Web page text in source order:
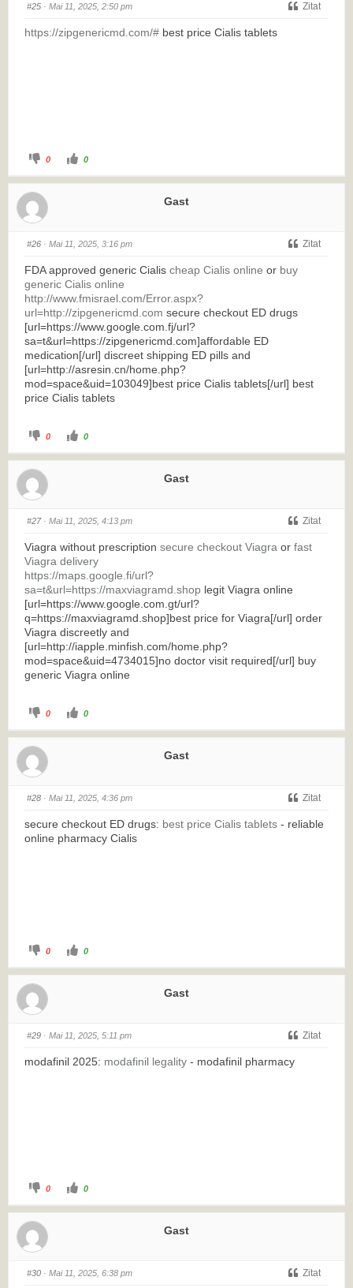
#25 · Mai 11, 2025, 2:50 pm Zitat
https://zipgenericmd.com/# best price Cialis tablets
0 0
Gast
#26 · Mai 11, 2025, 3:16 pm Zitat
FDA approved generic Cialis cheap Cialis online or buy
generic Cialis online
http://www.fmisrael.com/Error.aspx?
url=http://zipgenericmd.com secure checkout ED drugs
[url=https://www.google.com.fj/url?
sa=t&url=https://zipgenericmd.com]affordable ED
medication[/url] discreet shipping ED pills and
[url=http://asresin.cn/home.php?
mod=space&uid=103049]best price Cialis tablets[/url] best
price Cialis tablets
0 0
Gast
#27· Mai 11, 2025, 4:13 pm Zitat
Viagra without prescription secure checkout Viagra or fast
Viagra delivery
https://maps.google.fi/url?
sa=t&url=https://maxviagramd.shop legit Viagra online
[url=https://www.google.com.gt/url?
q=https://maxviagramd.shop]best price for Viagra[/url] order
Viagra discreetly and
[url=http://iapple.minfish.com/home.php?
mod=space&uid=4734015]no doctor visit required[/url] buy
generic Viagra online
0 0
Gast
#28 · Mai 11, 2025, 4:36 pm Zitat
secure checkout ED drugs: best price Cialis tablets - reliable
online pharmacy Cialis
0 0
Gast
#29 · Mai 11, 2025, 5:11 pm Zitat
modafinil 2025: modafinil legality - modafinil pharmacy
0 0
Gast
#30 · Mai 11, 2025, 6:38 pm Zitat